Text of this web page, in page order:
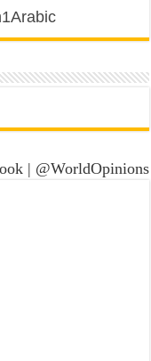
| @WorldOpinions